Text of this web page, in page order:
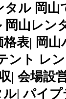
タル 岡
山レン
表| 岡
ント レ
| 会場
| パイ